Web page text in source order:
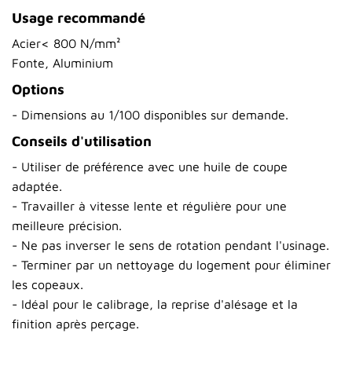
Usage recommandé
Acier< 800 N/mm²
Fonte, Aluminium
Options
- Dimensions au 1/100 disponibles sur demande.
Conseils d'utilisation
- Utiliser de préférence avec une huile de coupe
adaptée.
- Travailler à vitesse lente et régulière pour une
meilleure précision.
- Ne pas inverser le sens de rotation pendant l'usinage.
- Terminer par un nettoyage du logement pour éliminer
les copeaux.
- Idéal pour le calibrage, la reprise d'alésage et la
finition après perçage.